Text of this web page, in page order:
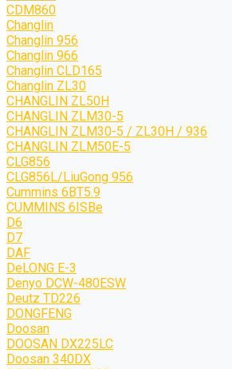
CDM860
Changlin
Changlin 956
Changlin 966
Changlin CLD165
Changlin ZL30
CHANGLIN ZL50H
CHANGLIN ZLM30-5
CHANGLIN ZLM30-5 / ZL30H / 936
CHANGLIN ZLM50E-5
CLG856
CLG856L/LiuGong 956
Cummins 6BT5.9
CUMMINS 6ISBe
D6
D7
DAF
DeLONG Е-3
Denyo DCW-480ESW
Deutz TD226
DONGFENG
Doosan
DOOSAN DX225LC
Doosan 340DX